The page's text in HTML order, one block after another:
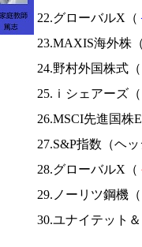
22.グローバルX（
23.MAXIS海外株
24.野村外国株式（
25.ｉシェアーズ（
26.MSCI先進国株
27.S&P指数（ヘ
28.グローバルX（
29.ノーリツ鋼機（
30.ユナイテット